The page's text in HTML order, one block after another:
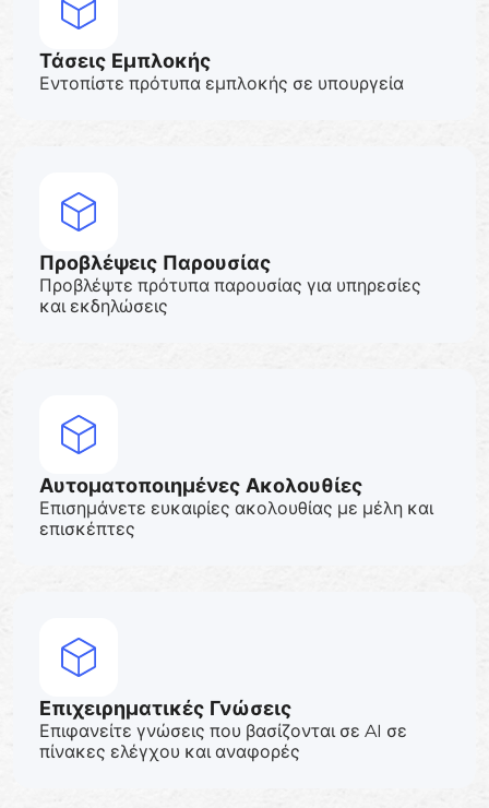
Τάσεις Εμπλοκής
Εντοπίστε πρότυπα εμπλοκής σε υπουργεία
Προβλέψεις Παρουσίας
Προβλέψτε πρότυπα παρουσίας για υπηρεσίες
και εκδηλώσεις
Αυτοματοποιημένες Ακολουθίες
Επισημάνετε ευκαιρίες ακολουθίας με μέλη και
επισκέπτες
Επιχειρηματικές Γνώσεις
Επιφανείτε γνώσεις που βασίζονται σε AI σε
πίνακες ελέγχου και αναφορές